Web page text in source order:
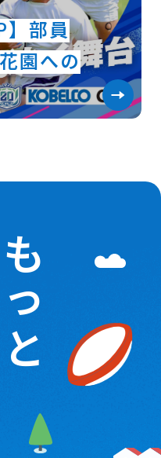
】部員
園への
も
っ
と